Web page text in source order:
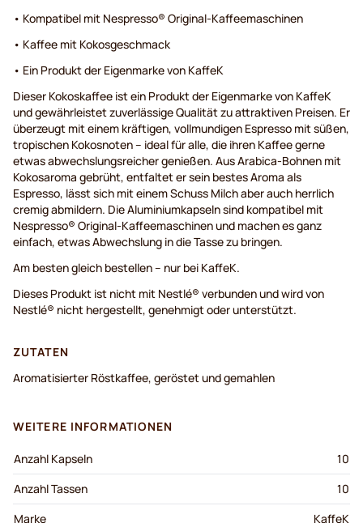
• Kompatibel mit Nespresso® Original-Kaffeemaschinen
• Kaffee mit Kokosgeschmack
• Ein Produkt der Eigenmarke von KaffeK
Dieser Kokoskaffee ist ein Produkt der Eigenmarke von KaffeK
und gewährleistet zuverlässige Qualität zu attraktiven Preisen. Er
überzeugt mit einem kräftigen, vollmundigen Espresso mit süßen,
tropischen Kokosnoten – ideal für alle, die ihren Kaffee gerne
etwas abwechslungsreicher genießen. Aus Arabica-Bohnen mit
Kokosaroma gebrüht, entfaltet er sein bestes Aroma als
Espresso, lässt sich mit einem Schuss Milch aber auch herrlich
cremig abmildern. Die Aluminiumkapseln sind kompatibel mit
Nespresso® Original-Kaffeemaschinen und machen es ganz
einfach, etwas Abwechslung in die Tasse zu bringen.
Am besten gleich bestellen – nur bei KaffeK.
Dieses Produkt ist nicht mit Nestlé® verbunden und wird von
Nestlé® nicht hergestellt, genehmigt oder unterstützt.
ZUTATEN
Aromatisierter Röstkaffee, geröstet und gemahlen
WEITERE INFORMATIONEN
Anzahl Kapseln
10
Anzahl Tassen
10
Marke
KaffeK